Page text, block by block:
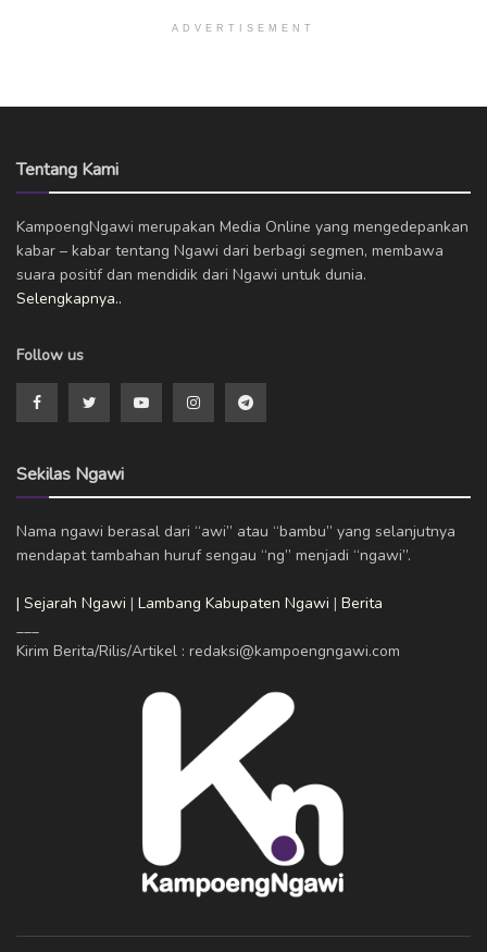
ADVERTISEMENT
Tentang Kami
KampoengNgawi merupakan Media Online yang mengedepankan
kabar – kabar tentang Ngawi dari berbagi segmen, membawa
suara positif dan mendidik dari Ngawi untuk dunia.
Selengkapnya..
Follow us
Sekilas Ngawi
Nama ngawi berasal dari “awi” atau “bambu” yang selanjutnya
mendapat tambahan huruf sengau “ng” menjadi “ngawi”.
| Sejarah Ngawi | Lambang Kabupaten Ngawi | Berita
Kirim Berita/Rilis/Artikel : redaksi@kampoengngawi.com